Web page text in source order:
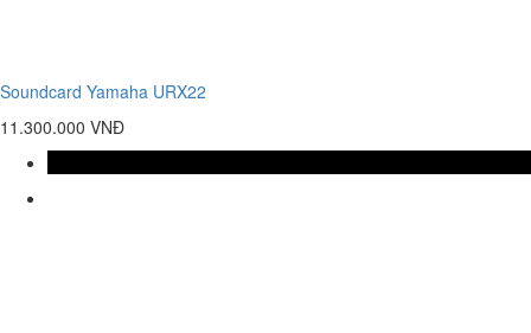
Soundcard Yamaha URX22
11.300.000 VNĐ